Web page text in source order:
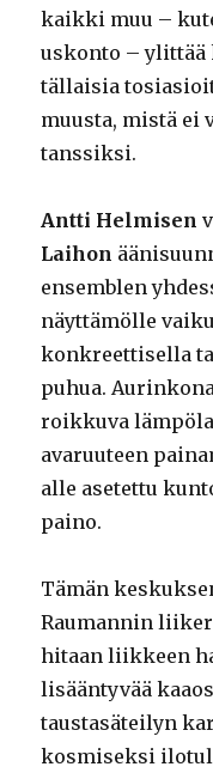
kaikki muu –
uskonto – ylittää
tällaisia
muusta, mistä ei
tanssiksi.
Antti Helmisen
Laihon
ensemblen
näyttämölle
konkreettisella
puhua.
roikkuva
avaruuteen
alle asetettu
paino.
Tämän
Raumannin
hitaan liikkeen
lisääntyvää
taustasäteilyn
kosmiseksi